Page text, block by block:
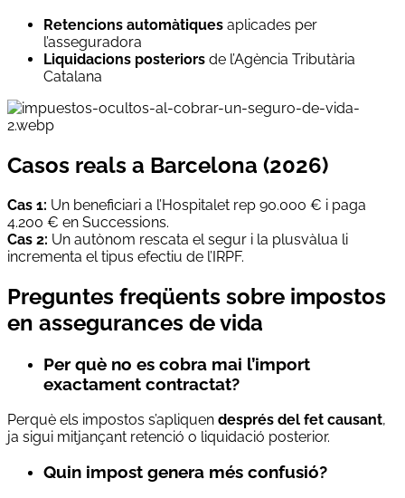
Retencions automàtiques aplicades per
l’asseguradora
Liquidacions posteriors de l’Agència Tributària
Catalana
Casos reals a Barcelona (2026)
Cas 1: Un beneficiari a l’Hospitalet rep 90.000 € i paga
4.200 € en Successions.
Cas 2: Un autònom rescata el segur i la plusvàlua li
incrementa el tipus efectiu de l’IRPF.
Preguntes freqüents sobre impostos
en assegurances de vida
Per què no es cobra mai l’import
exactament contractat?
Perquè els impostos s’apliquen després del fet causant,
ja sigui mitjançant retenció o liquidació posterior.
Quin impost genera més confusió?